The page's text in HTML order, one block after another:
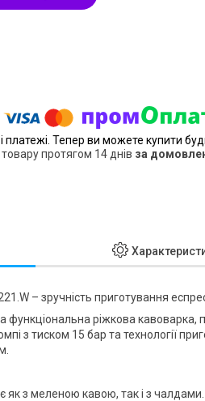
платежі. Тепер ви можете купити
протягом 14 днів за
– зручність приготування
функціональна ріжкова
з тиском 15 бар та технології
як з меленою кавою, так і з чалдами.